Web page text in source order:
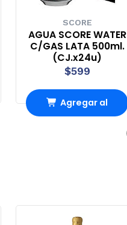
SCORE
AGUA SCORE WATER
C/GAS LATA 500ml.
(CJ.x24u)
$599
Agregar al